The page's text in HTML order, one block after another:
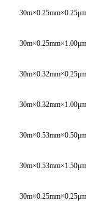
30m×0.25mm×0.25μm
30m×0.25mm×1.00μm
30m×0.32mm×0.25μm
30m×0.32mm×1.00μm
30m×0.53mm×0.50μm
30m×0.53mm×1.50μm
30m×0.25mm×0.25μm